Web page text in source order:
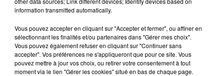
information transmitted automatically.
Vous pouvez accepter en cliquant sur "Accepter et fermer", ou affiner en
sélectionnant les finalités et/ou partenaires dans "Gérer mes choix".
Vous pouvez également refuser en cliquant sur "Continuer sans
accepter". Vos préférences ne s'appliqueront que pour ce site. Vous
pouvez mettre à jour vos choix, ou retirer votre consentement à tout
moment via le lien "Gérer les cookies" situé en bas de chaque page.